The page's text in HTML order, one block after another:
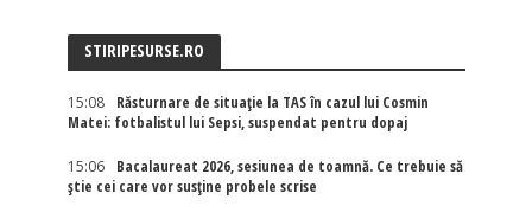
STIRIPESURSE.RO
15:08
Răsturnare de situație la TAS în cazul lui Cosmin
Matei: fotbalistul lui Sepsi, suspendat pentru dopaj
15:06
Bacalaureat 2026, sesiunea de toamnă. Ce trebuie să
știe cei care vor susține probele scrise